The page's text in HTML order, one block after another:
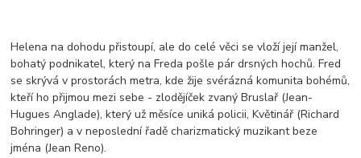
Helena na dohodu přistoupí, ale do celé věci se vloží její manžel,
bohatý podnikatel, který na Freda pošle pár drsných hochů. Fred
se skrývá v prostorách metra, kde žije svérázná komunita bohémů,
kteří ho přijmou mezi sebe - zlodějíček zvaný Bruslař (Jean-
Hugues Anglade), který už měsíce uniká policii, Květinář (Richard
Bohringer) a v neposlední řadě charizmatický muzikant beze
jména (Jean Reno).